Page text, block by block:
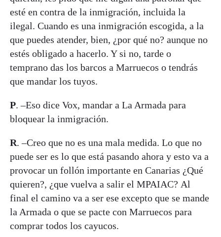
esté en contra de la inmigración, incluida la
ilegal. Cuando es una inmigración escogida, a la
que puedes atender, bien, ¿por qué no? aunque no
estés obligado a hacerlo. Y si no, tarde o
temprano das los barcos a Marruecos o tendrás
que mandar los tuyos.
P. –Eso dice Vox, mandar a La Armada para
bloquear la inmigración.
R. –Creo que no es una mala medida. Lo que no
puede ser es lo que está pasando ahora y esto va a
provocar un follón importante en Canarias ¿Qué
quieren?, ¿que vuelva a salir el MPAIAC? Al
final el camino va a ser ese excepto que se mande
la Armada o que se pacte con Marruecos para
comprar todos los cayucos.